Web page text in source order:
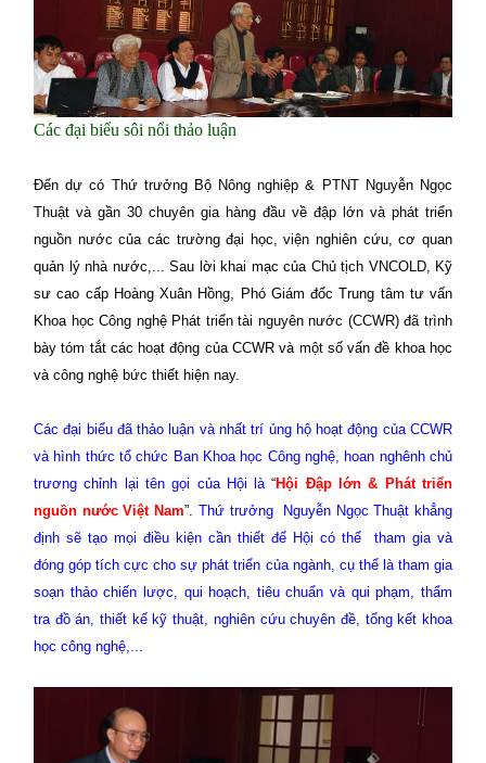
Các đại biểu sôi nổi thảo luận
Đến dự có Thứ trưởng Bộ Nông nghiệp & PTNT Nguyễn Ngọc
Thuật và gần 30 chuyên gia hàng đầu về đập lớn và phát triển
nguồn nước của các trường đại học, viện nghiên cứu, cơ quan
quản lý nhà nước,... Sau lời khai mạc của Chủ tịch VNCOLD, Kỹ
sư cao cấp Hoàng Xuân Hồng, Phó Giám đốc Trung tâm tư vấn
Khoa học Công nghệ Phát triển tài nguyên nước (CCWR) đã trình
bày tóm tắt các hoạt động của CCWR và một số vấn đề khoa học
và công nghệ bức thiết hiện nay.
Các đại biểu đã thảo luận và nhất trí ủng hộ hoạt động của CCWR
và hình thức tổ chức Ban Khoa học Công nghệ, hoan nghênh chủ
trương chỉnh lại tên gọi của Hội là“Hội Đập lớn & Phát triển
nguồn nước Việt Nam”. Thứ trưởng
Nguyễn Ngọc Thuật khẳng
định sẽ tạo mọi điều kiện cần thiết để Hội có thể
tham gia và
đóng góp tích cực cho sự phát triển của ngành, cụ thể là tham gia
soạn thảo chiến lược, qui hoạch, tiêu chuẩn và qui phạm, thẩm
tra đồ án, thiết kế kỹ thuật, nghiên cứu chuyên đề, tổng kết khoa
học công nghệ,...